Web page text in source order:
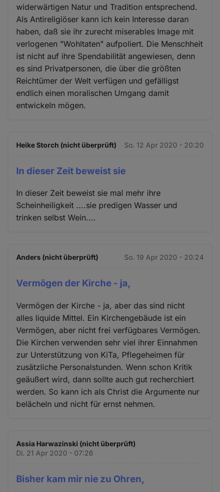
widerwärtigen Natur und Tradition entsprechend.
Als Antireligiöser kann ich kein Interesse daran
haben, daß sie ihr zurecht miserables Image mit
verlogenen "Wohltaten" aufpoliert. Die Menschheit
ist nicht auf ihre Spendabilität angewiesen, denn
es sind Privatpersonen, die über die größten
Reichtümer der Welt verfügen und gefälligst
endlich einen moralischen Umgang damit
entwickeln mögen.
Heike Storch (nicht überprüft) So. 12 Apr 2020 - 20:20
In dieser Zeit beweist sie
In dieser Zeit beweist sie mal mehr ihre
Scheinheiligkeit ....sie predigen Wasser und
trinken selbst Wein....
Anders (nicht überprüft) So. 19 Apr 2020 - 20:24
Vermögen der Kirche - ja,
Vermögen der Kirche - ja, aber das sind nicht
alles liquide Mittel. Ein Kirchengebäude ist ein
Vermögen, aber nicht frei verfügbares Vermögen.
Die Kirchen verwenden sehr viel ihrer Einnahmen
zur Unterstützung von KiTa, Pflegeheimen für
zusätzliche Personalstunden. Wenn schon Kritik
geäußert wird, dann sollte auch gut recherchiert
werden. So kann ich als Christ die Argumente nur
belächeln und nicht für ernst nehmen.
Assia Harwazinski (nicht überprüft)
Di. 21 Apr 2020 - 07:26
Bisher kam mir nie zu Ohren,